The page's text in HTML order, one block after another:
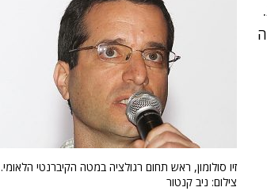
זיו סולומון, ראש תחום רגולציה במטה הקיברנטי הלאומי.
צילום: ניב קנטור